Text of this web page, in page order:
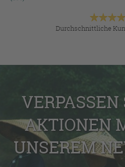
Durchschnittliche
AKTIONEN
UNSEREM